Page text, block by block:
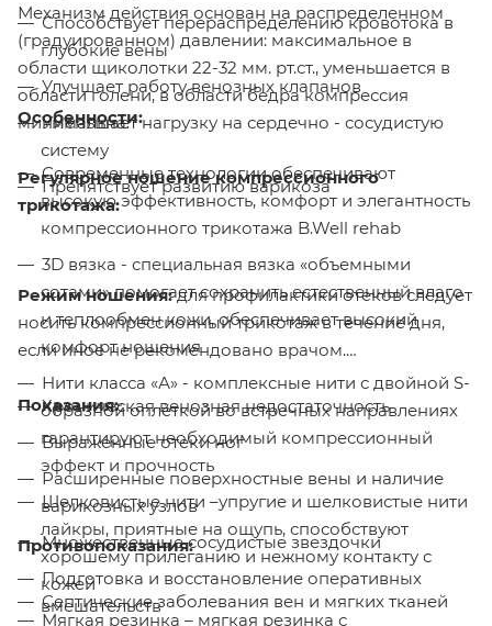
Механизм действия основан на распределенном
(градуированном) давлении: максимальное в
области щиколотки 22-32 мм. рт.ст., уменьшается в
области голени, в области бедра компрессия
минимальна.
Регулярное ношение компрессионного
трикотажа:
Способствует перераспределению кровотока в
глубокие вены
Улучшает работу венозных клапанов
Уменьшает нагрузку на сердечно - сосудистую
систему
Препятствует развитию варикоза
Особенности:
Современные технологии обеспечивают
высокую эффективность, комфорт и элегантность
компрессионного трикотажа B.Well rehab
3D вязка - специальная вязка «объемными
сотами» помогает сохранить естественный влаго-
и теплообмен кожи, обеспечивает высокий
комфорт ношения
Нити класса «А» - комплексные нити с двойной S-
образной оплёткой во встречных направлениях
гарантируют необходимый компрессионный
эффект и прочность
Шелковистые нити –упругие и шелковистые нити
лайкры, приятные на ощупь, способствуют
хорошему прилеганию и нежному контакту с
кожей
Мягкая резинка – мягкая резинка с
Режим ношения:для профилактики отеков следует
носить компрессионный трикотаж в течение дня,
если иное не рекомендовано врачом.
Показания:
Хроническая венозная недостаточность
Выраженные отеки ног
Расширенные поверхностные вены и наличие
варикозных узлов
Множественные сосудистые звездочки
Подготовка и восстановление оперативных
вмешательств
Противопоказания:
Септические заболевания вен и мягких тканей